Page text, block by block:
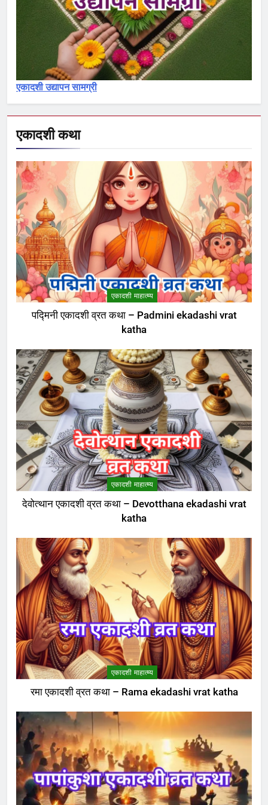
3
देवोत्थान एकादशी व्रत कथा –
Devotthana ekadashi vrat katha
एकादशी माहात्म्य
4
5
पापांकुशा एकादशी व्रत कथा –
Papankusha ekadashi vrat katha
एकादशी माहात्म्य
6
इंदिरा एकादशी व्रत कथा – Indira
ekadashi vrat katha in hindi
एकादशी माहात्म्य
जयंती एकादशी व्रत कथा – Jayanti
ekadashi vrat katha in hindi
एकादशी माहात्म्य
अजा एकादशी व्रत कथा – aja
ekadashi katha in hindi
एकादशी माहात्म्य
एकादशी उद्यापन सामग्री
एकादशी कथा
एकादशी माहात्म्य
पद्मिनी एकादशी व्रत कथा – Padmini ekadashi vrat
katha
एकादशी माहात्म्य
देवोत्थान एकादशी व्रत कथा – Devotthana ekadashi vrat
katha
एकादशी माहात्म्य
रमा एकादशी व्रत कथा – Rama ekadashi vrat katha